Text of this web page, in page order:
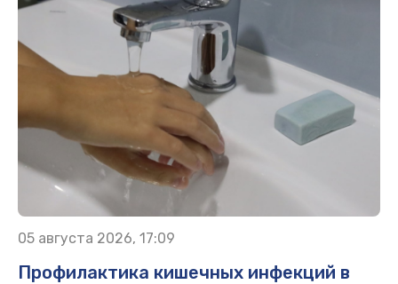
05 августа 2026, 17:09
Профилактика кишечных инфекций в